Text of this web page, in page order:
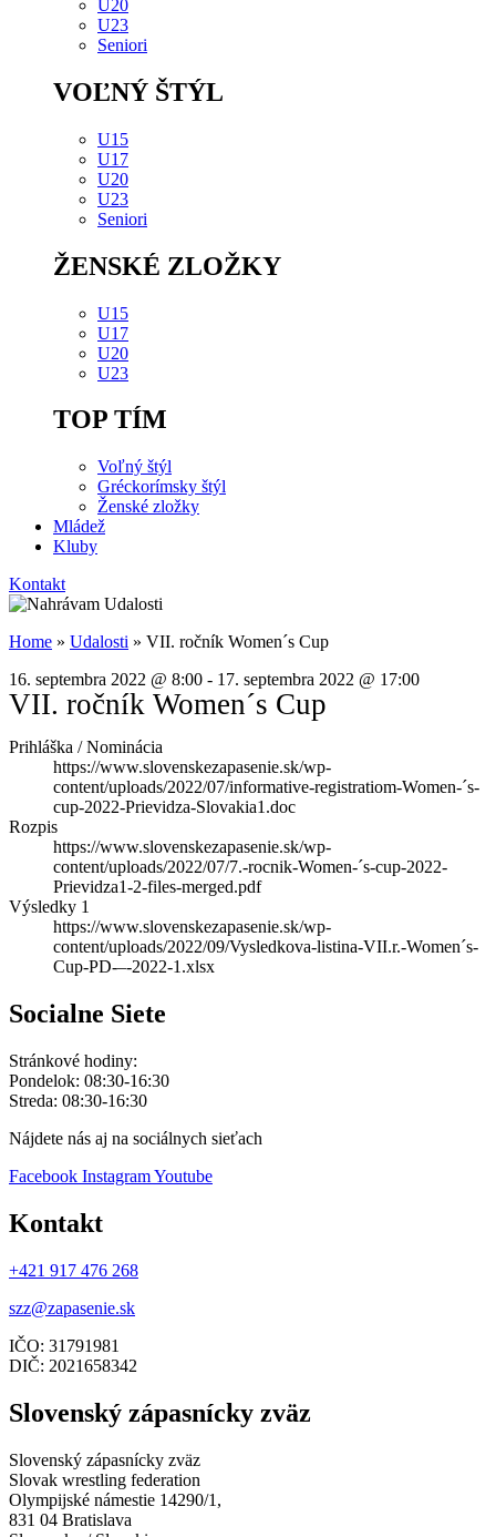
U20
U23
Seniori
VOĽNÝ ŠTÝL
U15
U17
U20
U23
Seniori
ŽENSKÉ ZLOŽKY
U15
U17
U20
U23
TOP TÍM
Voľný štýl
Gréckorímsky štýl
Ženské zložky
Mládež
Kluby
Kontakt
Home » Udalosti » VII. ročník Women´s Cup
16. septembra 2022 @ 8:00 - 17. septembra 2022 @ 17:00
VII. ročník Women´s Cup
Prihláška / Nominácia
https://www.slovenskezapasenie.sk/wp-
content/uploads/2022/07/informative-registratiom-Women-´s-
cup-2022-Prievidza-Slovakia1.doc
Rozpis
https://www.slovenskezapasenie.sk/wp-
content/uploads/2022/07/7.-rocnik-Women-´s-cup-2022-
Prievidza1-2-files-merged.pdf
Výsledky 1
https://www.slovenskezapasenie.sk/wp-
content/uploads/2022/09/Vysledkova-listina-VII.r.-Women´s-
Cup-PD-–-2022-1.xlsx
Socialne Siete
Stránkové hodiny:
Pondelok: 08:30-16:30
Streda: 08:30-16:30
Nájdete nás aj na sociálnych sieťach
Facebook InstagramYoutube
Kontakt
+421 917 476 268
szz@zapasenie.sk
IČO: 31791981
DIČ: 2021658342
Slovenský zápasnícky zväz
Slovenský zápasnícky zväz
Slovak wrestling federation
Olympijské námestie 14290/1,
831 04 Bratislava